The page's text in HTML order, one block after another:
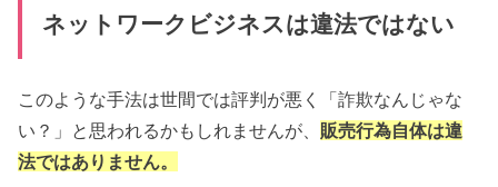
ネットワークビジネスは違法ではない
このような手法は世間では評判が悪く「詐欺なんじゃな
い？」と思われるかもしれませんが、 販売行為自体は違
法ではありません。